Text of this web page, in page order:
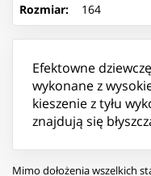
Rozmiar: 164
Efektowne
wykonane z
kieszenie z tyłu
znajdują się
Mimo dołożenia wszelkich